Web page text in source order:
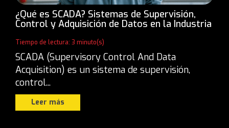
¿Qué es SCADA? Sistemas de Supervisión,
Control y Adquisición de Datos en la Industria
Tiempo de lectura: 3 minuto(s)
SCADA (Supervisory Control And Data
Acquisition) es un sistema de supervisión,
control...
Leer más